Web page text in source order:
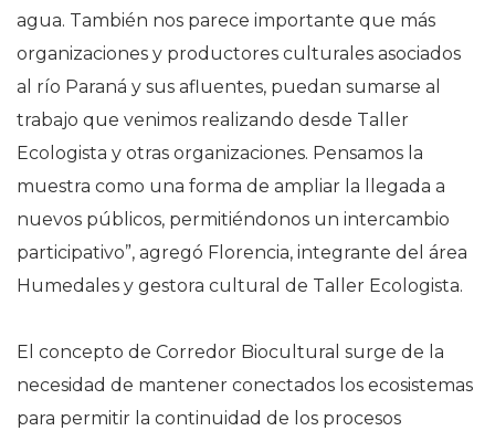
agua. También nos parece importante que más
organizaciones y productores culturales asociados
al río Paraná y sus afluentes, puedan sumarse al
trabajo que venimos realizando desde Taller
Ecologista y otras organizaciones. Pensamos la
muestra como una forma de ampliar la llegada a
nuevos públicos, permitiéndonos un intercambio
participativo”, agregó Florencia, integrante del área
Humedales y gestora cultural de Taller Ecologista.
El concepto de Corredor Biocultural surge de la
necesidad de mantener conectados los ecosistemas
para permitir la continuidad de los procesos